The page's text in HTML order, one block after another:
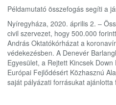
Példamutató összefogás segíti a
Nyíregyháza, 2020. április 2. –
civil szervezet, hogy 500.000
András Oktatókórházat a
védekezésben. A Denevér
Egyesület, a Rejtett Kincsek
Európai Fejlődésért Közhasznú
saját pályázati forrásukat